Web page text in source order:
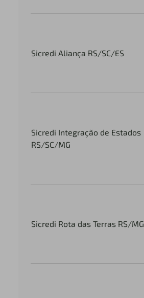
Sicredi Aliança RS/SC/ES
Sicredi Integração de Estados
RS/SC/MG
Sicredi Rota das Terras RS/MG